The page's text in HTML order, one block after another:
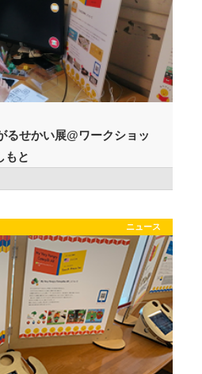
るせかい展@ワークショッ
もと
ニュース